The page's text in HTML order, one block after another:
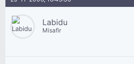
Labidu
Misafir